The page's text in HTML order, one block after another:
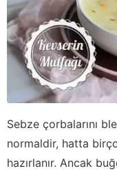
Sebze çorbalarını
normaldir, hatta
hazırlanır. Ancak